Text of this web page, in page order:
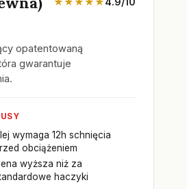
opatentowaną
gwarantuje
wymaga 12h schnięcia
obciążeniem
wyższa niż za
haczyki